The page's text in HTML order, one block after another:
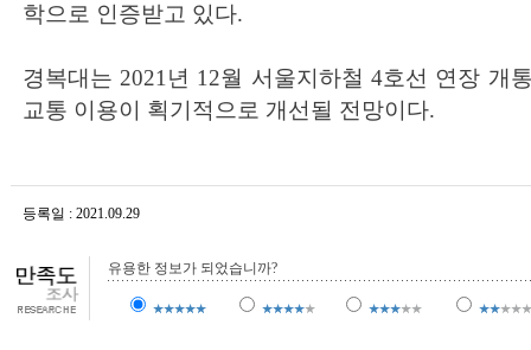
학으로 인증받고 있다.
경복대는 2021년 12월 서울지하철 4호선 연장 개
교통 이용이 획기적으로 개선될 전망이다.
등록일 : 2021.09.29조회수 : 15,203
유용한 정보가 되었습니까?